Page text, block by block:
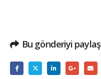
Bu gönderiyi paylaş